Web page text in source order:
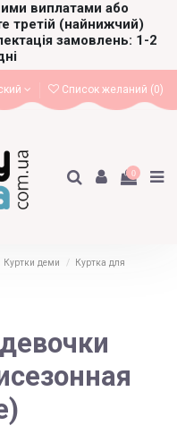
виплатами або
третій (найнижчий)
замовлень: 1-2
Список желаний (0)
0
Куртки деми
Куртка для